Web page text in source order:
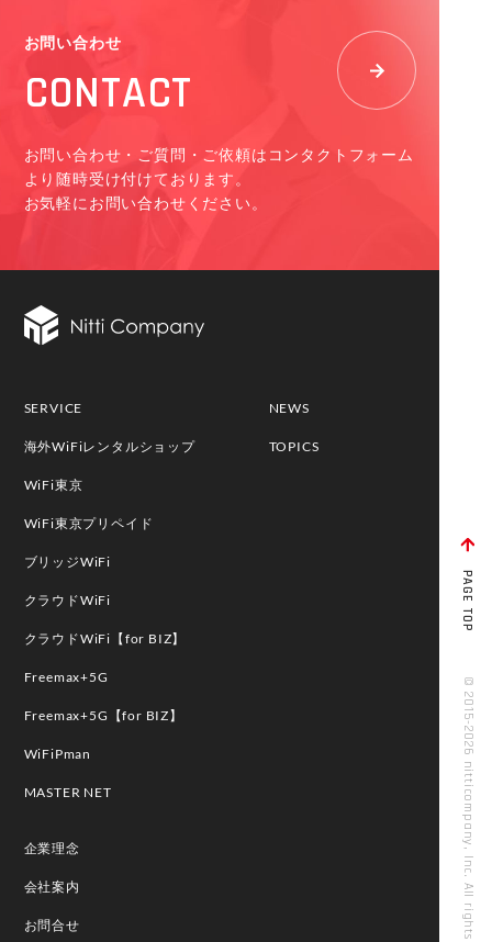
お問い合わせ
CONTACT
お問い合わせ・ご質問・ご依頼はコンタクトフォーム
より随時受け付けております。
お気軽にお問い合わせください。
SERVICE
海外WiFiレンタルショップ
WiFi東京
WiFi東京プリペイド
ブリッジWiFi
クラウドWiFi
クラウドWiFi【for BIZ】
Freemax+5G
Freemax+5G【for BIZ】
WiFiPman
MASTER NET
NEWS
TOPICS
企業理念
会社案内
お問合せ
PAGE TOP
© 2015-2026 nitticompany, Inc. All rights reserved